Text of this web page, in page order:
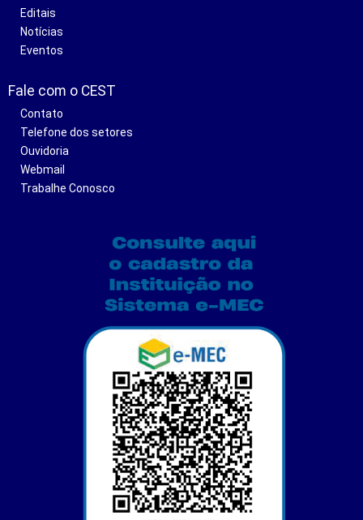
Editais
Notícias
Eventos
Fale com o CEST
Contato
Telefone dos setores
Ouvidoria
Webmail
Trabalhe Conosco